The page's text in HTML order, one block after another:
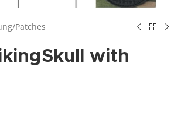
/Patches
with